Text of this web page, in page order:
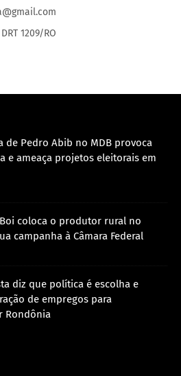
DRT 1209/RO
de Pedro Abib no MDB provoca
e ameaça projetos eleitorais em
coloca o produtor rural no
campanha à Câmara Federal
diz que política é escolha e
de empregos para
Rondônia